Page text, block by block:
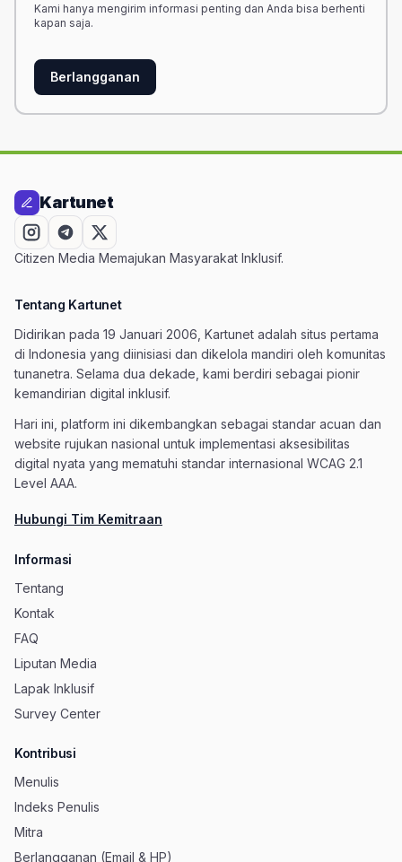
Kami hanya mengirim informasi penting dan Anda bisa berhenti
kapan saja.
Berlangganan
Kartunet
Citizen Media Memajukan Masyarakat Inklusif.
Tentang Kartunet
Didirikan pada 19 Januari 2006, Kartunet adalah situs pertama
di Indonesia yang diinisiasi dan dikelola mandiri oleh komunitas
tunanetra. Selama dua dekade, kami berdiri sebagai pionir
kemandirian digital inklusif.
Hari ini, platform ini dikembangkan sebagai standar acuan dan
website rujukan nasional untuk implementasi aksesibilitas
digital nyata yang mematuhi standar internasional WCAG 2.1
Level AAA.
Hubungi Tim Kemitraan
Informasi
Tentang
Kontak
FAQ
Liputan Media
Lapak Inklusif
Survey Center
Kontribusi
Menulis
Indeks Penulis
Mitra
Berlangganan (Email & HP)